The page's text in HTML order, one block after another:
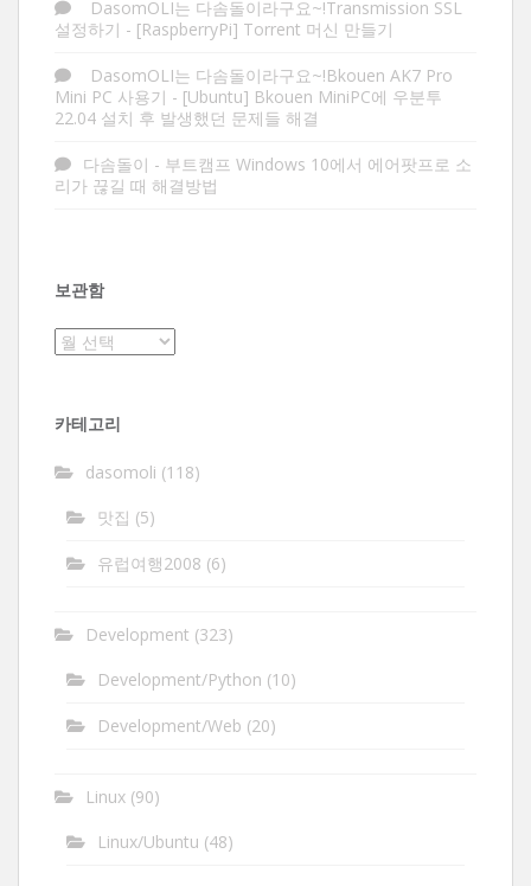
DasomOLI는 다솜돌이라구요~!Transmission SSL
설정하기 - [RaspberryPi] Torrent 머신 만들기
DasomOLI는 다솜돌이라구요~!Bkouen AK7 Pro
Mini PC 사용기 - [Ubuntu] Bkouen MiniPC에 우분투
22.04 설치 후 발생했던 문제들 해결
다솜돌이 - 부트캠프 Windows 10에서 에어팟프로 소
리가 끊길 때 해결방법
보관함
보
카테고리
dasomoli (118)
맛집 (5)
유럽여행2008 (6)
Development (323)
Development/Python (10)
Development/Web (20)
Linux (90)
Linux/Ubuntu (48)